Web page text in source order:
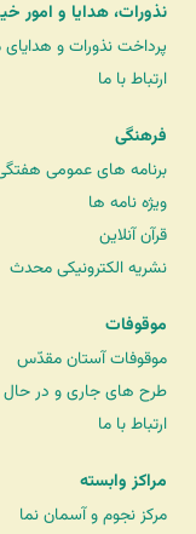
نذورات، هدایا و امور
پرداخت نذورات و
ارتباط با ما
فرهنگی
برنامه های عمومی
ویژه نامه ها
قرآن آنلاین
نشریه الکترونیکی محدث
موقوفات
موقوفات آستان مقدّس
طرح های جاری و در حال
ارتباط با ما
مراکز وابسته
مرکز نجوم و آسمان نما